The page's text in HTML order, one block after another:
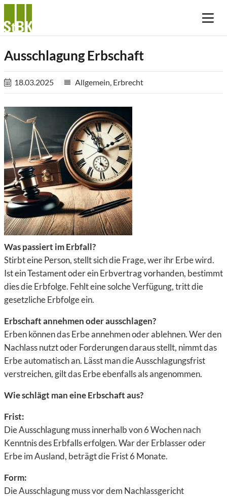
Ausschlagung Erbschaft
18.03.2025 reorder Allgemein, Erbrecht
Was passiert im Erbfall?
Stirbt eine Person, stellt sich die Frage, wer ihrErbewird.
Ist einTestamentoder einErbvertragvorhanden, bestimmt
dies dieErbfolge. Fehlt eine solche Verfügung, tritt die
gesetzliche Erbfolgeein.
Erbschaft annehmen oder ausschlagen?
Erben können dasErbe annehmenoder ablehnen. Wer den
Nachlass nutztoder Forderungen daraus stellt, nimmt das
Erbe automatisch an. Lässt man dieAusschlagungsfrist
verstreichen, gilt das Erbe ebenfalls als angenommen.
Wie schlägt man eine Erbschaft aus?
Frist:
Die Ausschlagung muss innerhalb von6 Wochennach
Kenntnis des Erbfalls erfolgen. War der Erblasser oder
Erbe im Ausland, beträgt die Frist6 Monate.
Form:
Die Ausschlagung mussvor dem Nachlassgericht